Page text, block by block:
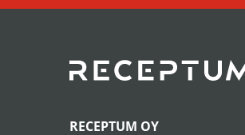
RECEPTUM OY